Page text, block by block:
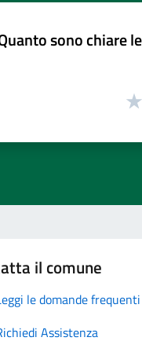
sono chiare
il comune
le domande frequenti
Assistenza